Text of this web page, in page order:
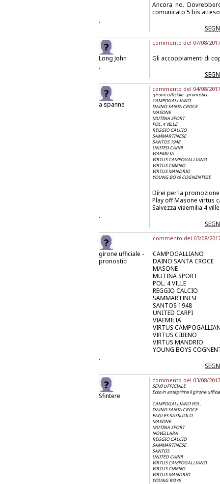
Ancora no.
comunicato 5 bis
.
Long John
commento del 07/08/
Gli accoppiamenti di
.
a spanne
commento del 04/08/
girone ufficiale - pronostici
CAMPOGALLIANO
DAINO SANTA CROCE
MASONE
MUTINA SPORT
POL. 4 VILLE
REGGIO CALCIO
SAMMARTINESE
SANTOS 1948
UNITED CARPI
VIAEMILIA
VIRTUS CAMPOGALLIANO
VIRTUS CIBENO
VIRTUS MANDRIO
YOUNG BOYS COGNENTESE
Direi per la
Play off Masone virtus
Salvezza viaemilia 4
.
girone ufficiale -
pronostici
commento del 03/08/
CAMPOGALLIANO
DAINO SANTA CROCE
MASONE
MUTINA SPORT
POL. 4 VILLE
REGGIO CALCIO
SAMMARTINESE
SANTOS 1948
UNITED CARPI
VIAEMILIA
VIRTUS
VIRTUS CIBENO
VIRTUS MANDRIO
YOUNG BOYS
.
Sfintere
commento del 03/08/
SEMI UFFICIALE
Ecco in anteprima il girone
CAMPOGALLIANO POL.
DAINO SANTA CROCE
EAGLES SASSUOLO
MASONE
MUTINA SPORT
NOVELLARA
REGGIO CALCIO
SAMMARTINESE
SANTOS
UNITED CARPI
VIRTUS CAMPOGALLIANO
VIRTUS CIBENO
VIRTUS MANDRIO
YOUNG BOYS